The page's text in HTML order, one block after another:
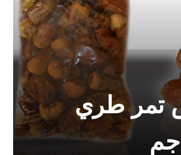
تمر طري